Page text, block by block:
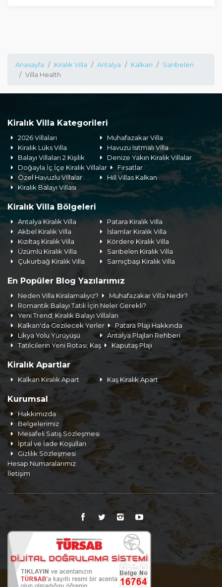
Anasayfa Kiralık Villa Antalya Kalkan
Sarıbelen
Villa Health
Kiralık Villa Kategorileri
2026 Villaları
Muhafazakar Villa
Kiralık Lüks Villa
Havuzu Isıtmalı Villa
Balayı Villaları 2 Kişilik
Denize Yakın Kiralık Villalar
Doğayla İç İçe Kiralık Villalar
Fırsatlar
Özel Havuzlu Villalar
Hill Villas Kalkan
Kiralık Balayı Villası
Kiralık Villa Bölgeleri
Antalya Kiralık Villa
Patara Kiralık Villa
Akbel Kiralık Villa
İslamlar Kiralık Villa
Kızıltaş Kiralık Villa
Kördere Kiralık Villa
Üzümlü Kiralık Villa
Sarıbelen Kiralık Villa
Çukurbağ Kiralık Villa
Sarnıçbaşı Kiralık Villa
En Popüler Blog Yazılarımız
Neden Villa Kiralamalıyız?
Muhafazakar Villa Nedir?
Romantik Balayı Tatili İçin Neler Gerekli?
Yeni Trend; Kiralık Balayı Villaları
Kalkan'da Gezilecek Yerler
Patara Plajı Hakkında
Likya Yolu Yürüyüşü
Antalya Plajları Rehberi
Tatilcilerin Yeni Rotası; Kaş
Kaputaş Plajı
Kiralık Apartlar
Kalkan Kiralık Apart Kaş Kiralık Apart
Kurumsal
Hakkımızda
Belgelerimiz
Mesafeli Satış Sözleşmesi
İptal ve İade Koşulları
Gizlilik Sözleşmesi
Hesap Numaralarımız
İletişim